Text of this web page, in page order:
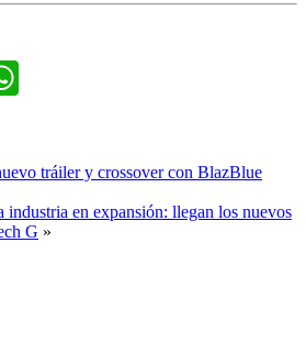
tráiler y crossover con BlazBlue
en expansión: llegan los nuevos
G »